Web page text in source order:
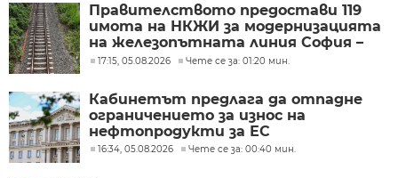
Правителството предостави 119
имота на НКЖИ за модернизацията
на железопътната линия София –
Пловдив
17:15, 05.08.2026 Чете се за: 01:20 мин.
Кабинетът предлага да отпадне
ограничението за износ на
нефтопродукти за ЕС
16:34, 05.08.2026 Чете се за: 00:40 мин.